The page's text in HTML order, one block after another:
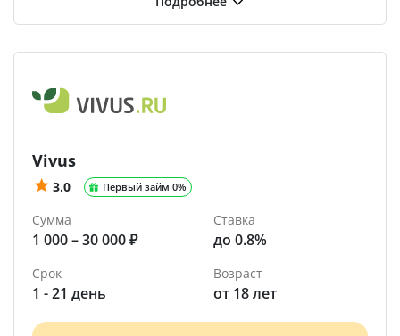
Vivus
3.0 Первый займ 0%
Сумма
1 000 – 30 000 ₽
Ставка
до 0.8%
Срок
1 - 21 день
Возраст
от 18 лет